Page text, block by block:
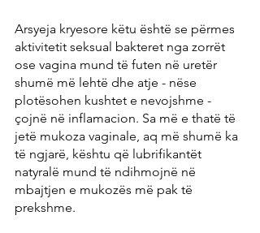
Arsyeja kryesore këtu është se përmes
aktivitetit seksual bakteret nga zorrët
ose vagina mund të futen në uretër
shumë më lehtë dhe atje - nëse
plotësohen kushtet e nevojshme -
çojnë në inflamacion. Sa më e thatë të
jetë mukoza vaginale, aq më shumë ka
të ngjarë, kështu që lubrifikantët
natyralë mund të ndihmojnë në
mbajtjen e mukozës më pak të
prekshme.